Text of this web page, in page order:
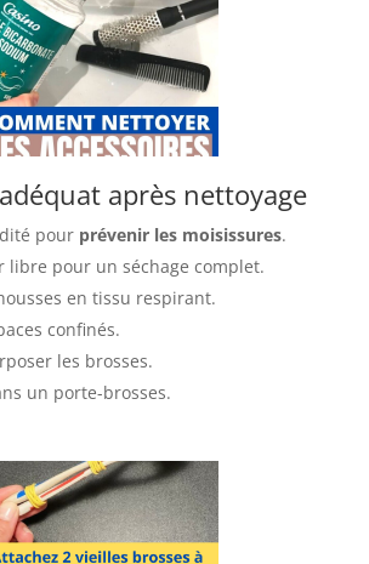
après nettoyage
pour prévenir les moisissures.
libre pour un séchage complet.
en tissu respirant.
confinés.
les brosses.
un porte-brosses.